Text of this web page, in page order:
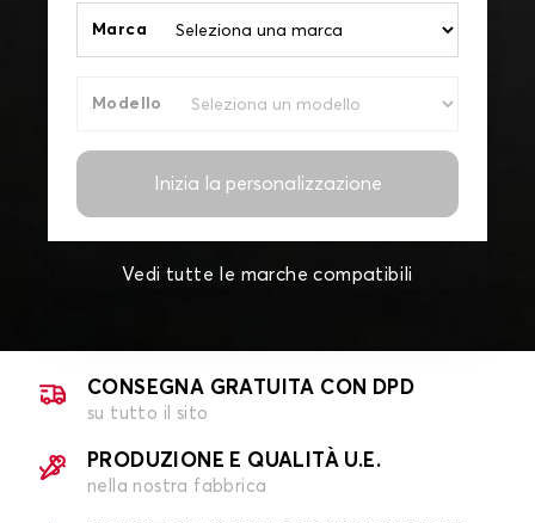
Marca
Modello
Inizia la personalizzazione
Vedi tutte le marche compatibili
CONSEGNA GRATUITA CON DPD
su tutto il sito
PRODUZIONE E QUALITÀ U.E.
nella nostra fabbrica